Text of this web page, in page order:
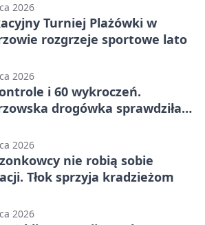
2026
Turniej Plażówki w
rozgrzeje sportowe lato
2026
i 60 wykroczeń.
drogówka sprawdziła
2026
nie robią sobie
Tłok sprzyja kradzieżom
2026